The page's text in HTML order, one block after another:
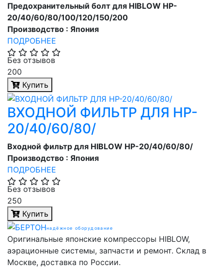
Предохранительный болт для HIBLOW HP-
20/40/60/80/100/120/150/200
Производство : Япония
ПОДРОБНЕЕ
Без отзывов
200
Купить
ВХОДНОЙ ФИЛЬТР ДЛЯ HP-
20/40/60/80/
Входной фильтр для HIBLOW HP-20/40/60/80/
Производство : Япония
ПОДРОБНЕЕ
Без отзывов
250
Купить
надёжное оборудование
Оригинальные японские компрессоры HIBLOW,
аэрационные системы, запчасти и ремонт. Склад в
Москве, доставка по России.